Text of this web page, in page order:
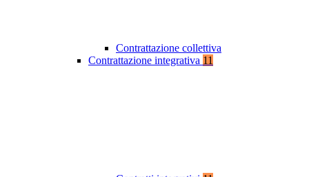
Contrattazione collettiva
Contrattazione integrativa 11